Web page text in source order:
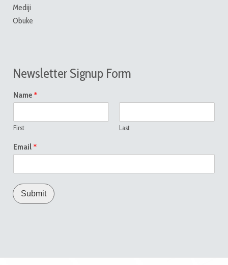
Mediji
Obuke
Newsletter Signup Form
Name *
First Last
Email *
Submit